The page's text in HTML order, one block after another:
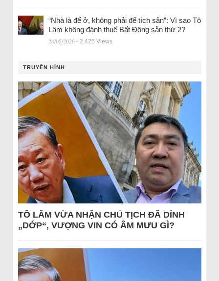
“Nhà là để ở, không phải để tích sản”: Vì sao Tô
Lâm không đánh thuế Bất Động sản thứ 2?
24/05/2026 - 2.425 Views
TRUYỀN HÌNH
TÔ LÂM VỪA NHẬN CHỦ TỊCH ĐÃ DÍNH
„DỚP“, VƯỢNG VIN CÓ ÂM MƯU GÌ?